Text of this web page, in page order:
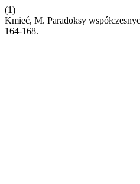
(1)
Kmieć, M. Paradoksy
164-168.